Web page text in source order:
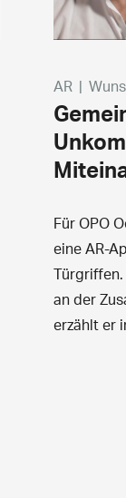
AR |
Für OPO
eine AR-
Türgriffen.
an der
erzählt er